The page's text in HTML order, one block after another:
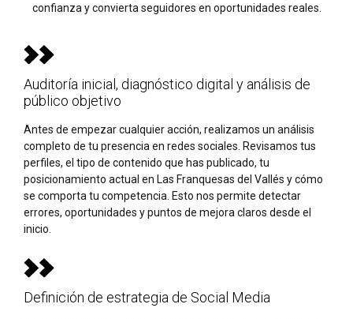
confianza y convierta seguidores en oportunidades reales.
Auditoría inicial, diagnóstico digital y análisis de
público objetivo
Antes de empezar cualquier acción, realizamos un análisis
completo de tu presencia en redes sociales. Revisamos tus
perfiles, el tipo de contenido que has publicado, tu
posicionamiento actual en Las Franquesas del Vallés y cómo
se comporta tu competencia. Esto nos permite detectar
errores, oportunidades y puntos de mejora claros desde el
inicio.
Definición de estrategia de Social Media